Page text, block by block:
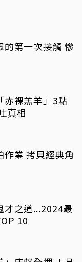
的第一次接觸 慘
赤裸羔羊」3點
真相
經典角
才之道...2024最
10